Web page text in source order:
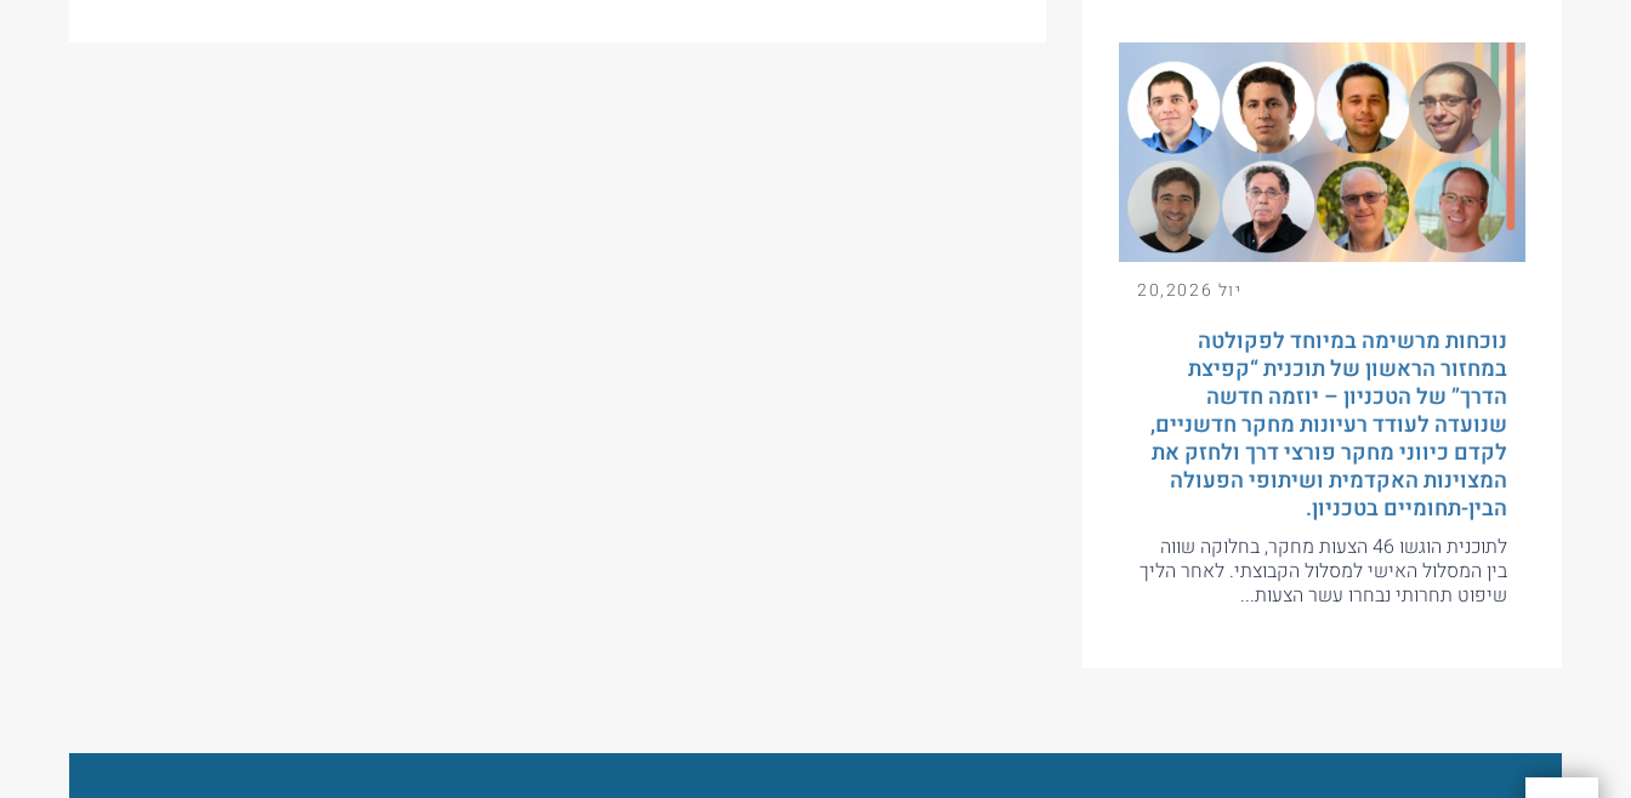
יול 20,2026
נוכחות מרשימה במיוחד לפקולטה
במחזור הראשון של תוכנית “קפיצת
הדרך” של הטכניון – יוזמה חדשה
שנועדה לעודד רעיונות מחקר חדשניים,
לקדם כיווני מחקר פורצי דרך ולחזק את
המצוינות האקדמית ושיתופי הפעולה
הבין-תחומיים בטכניון.
לתוכנית הוגשו 46 הצעות מחקר, בחלוקה שווה
בין המסלול האישי למסלול הקבוצתי. לאחר הליך
שיפוט תחרותי נבחרו עשר הצעות...